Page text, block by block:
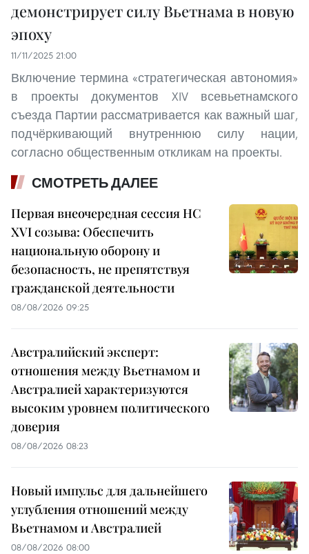
демонстрирует силу Вьетнама в новую
эпоху
11/11/2025 21:00
Включение термина «стратегическая автономия»
в проекты документов XIV всевьетнамского
съезда Партии рассматривается как важный шаг,
подчёркивающий внутреннюю силу нации,
согласно общественным откликам на проекты.
СМОТРЕТЬ ДАЛЕЕ
Первая внеочередная сессия НС
XVI созыва: Обеспечить
национальную оборону и
безопасность, не препятствуя
гражданской деятельности
08/08/2026 09:25
Австралийский эксперт:
отношения между Вьетнамом и
Австралией характеризуются
высоким уровнем политического
доверия
08/08/2026 08:23
Новый импульс для дальнейшего
углубления отношений между
Вьетнамом и Австралией
08/08/2026 08:00